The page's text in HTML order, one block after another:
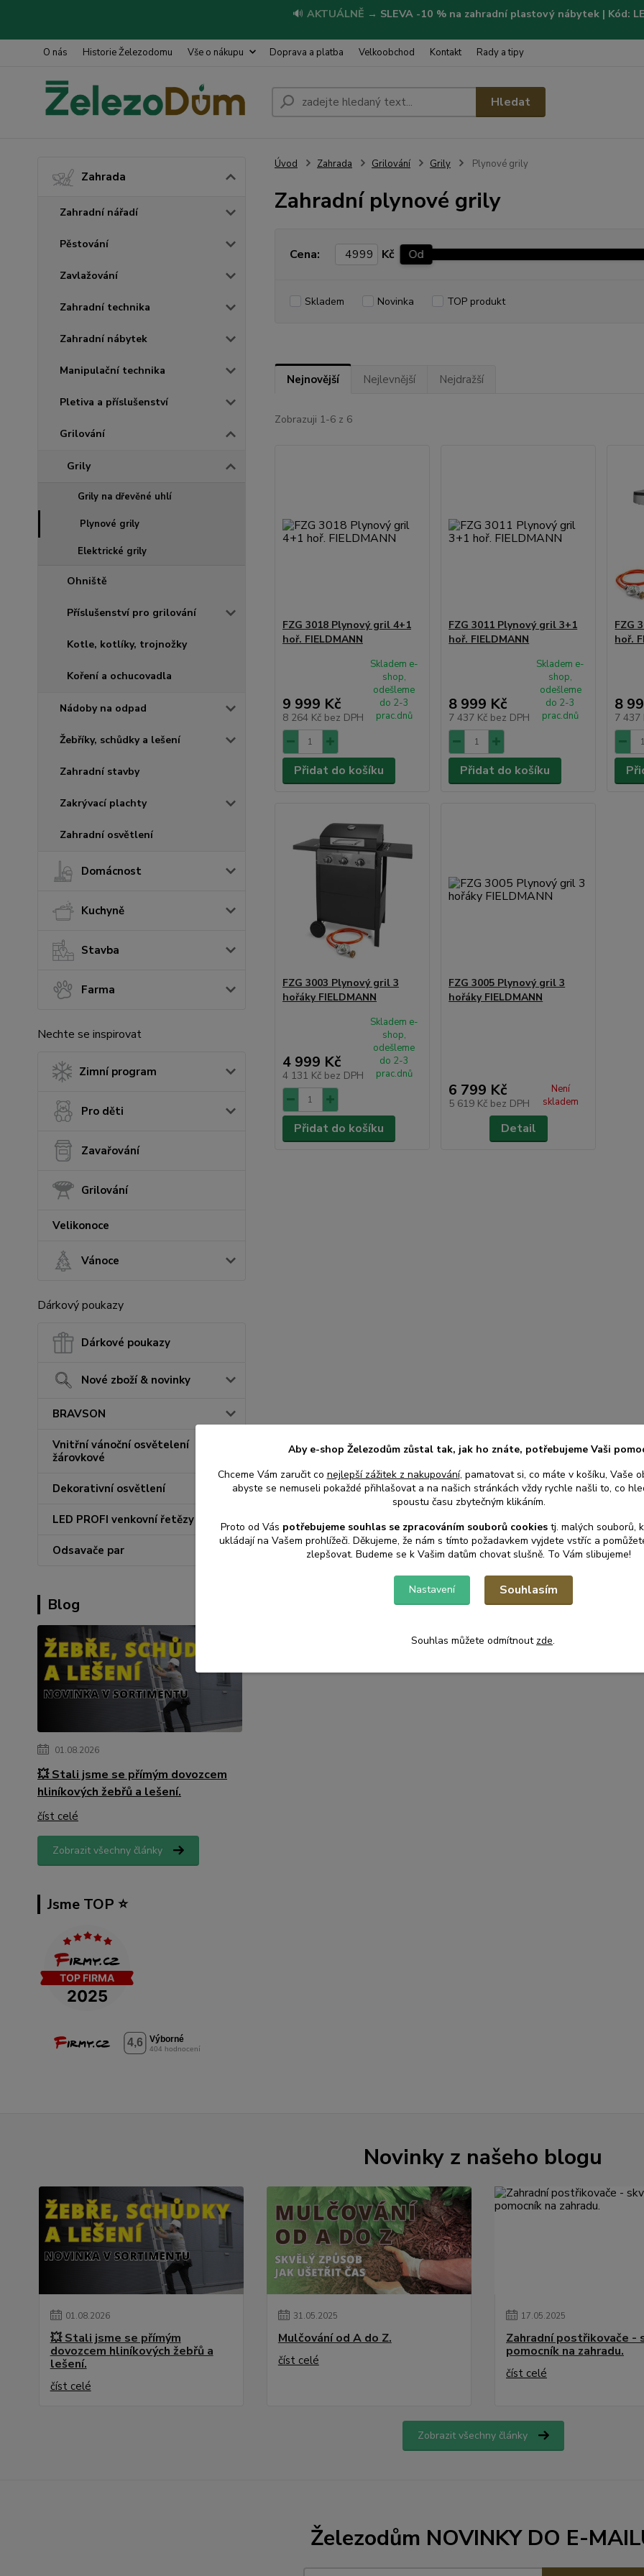
🔊 AKTUÁLNĚ → SLEVA -10 % na zahradní plastový nábytek | Kód:
O nás Historie Železodomu Vše o nákupu Doprava a platba Velkoobchod Kontakt Rady a tipy
Hledat
Zahrada
Zahradní nářadí
Pěstování
Zavlažování
Zahradní technika
Zahradní nábytek
Manipulační technika
Pletiva a příslušenství
Grilování
Grily
Grily na dřevěné uhlí
Plynové grily
Elektrické grily
Ohniště
Příslušenství pro grilování
Kotle, kotlíky, trojnožky
Koření a ochucovadla
Nádoby na odpad
Žebříky, schůdky a lešení
Zahradní stavby
Zakrývací plachty
Zahradní osvětlení
Domácnost
Kuchyně
Stavba
Farma
Nechte se inspirovat
Zimní program
Pro děti
Zavařování
Grilování
Velikonoce
Vánoce
Dárkový poukazy
Dárkové poukazy
Nové zboží & novinky
BRAVSON
Vnitřní vánoční osvětelení
žárovkové
Dekorativní osvětlení
LED PROFI venkovní řetězy
Odsavače par
Blog
01.08.2026
💥 Stali jsme se přímým dovozcem
hliníkových žebřů a lešení.
číst celé
Zobrazit všechny články
Jsme TOP ⭐️
Úvod Zahrada Grilování Grily Plynové grily
Zahradní plynové grily
Cena: Kč Od
Skladem Novinka TOP produkt
Nejnovější Nejlevnější Nejdražší
Zobrazuji 1-6 z 6
FZG 3018 Plynový gril 4+1
hoř. FIELDMANN
9 999 Kč
8 264 Kč bez DPH
Skladem e-
shop,
odešleme
do 2-3
prac.dnů
Přidat do košíku
FZG 3011 Plynový gril 3+1
hoř. FIELDMANN
8 999 Kč
7 437 Kč bez DPH
Skladem e-
shop,
odešleme
do 2-3
prac.dnů
Přidat do košíku
FZG
hoř.
8
7 437
FZG 3003 Plynový gril 3
hořáky FIELDMANN
4 999 Kč
4 131 Kč bez DPH
Skladem e-
shop,
odešleme
do 2-3
prac.dnů
Přidat do košíku
FZG 3005 Plynový gril 3
hořáky FIELDMANN
6 799 Kč
5 619 Kč bez DPH
Není
skladem
Detail
Novinky z našeho blogu
01.08.2026
💥 Stali jsme se přímým
dovozcem hliníkových žebřů a
lešení.
číst celé
31.05.2025
Mulčování od A do Z.
číst celé
17.05.2025
Zahradní postřikovače -
pomocník na zahradu.
číst celé
Zobrazit všechny články
Železodům NOVINKY DO E-
Aby e-shop Železodům zůstal tak, jak ho znáte, potřebujeme Vaši
Chceme Vám zaručit co nejlepší zážitek z nakupování, pamatovat si, co máte v košíku, Vaše
abyste se nemuseli pokaždé přihlašovat a na našich stránkách vždy rychle našli to, co
spoustu času zbytečným klikáním.
Proto od Vás potřebujeme souhlas se zpracováním souborů cookies tj. malých souborů,
ukládají na Vašem prohlížeči. Děkujeme, že nám s tímto požadavkem vyjdete vstříc a
zlepšovat. Budeme se k Vašim datům chovat slušně. To Vám slibujeme!
Nastavení Souhlasím
Souhlas můžete odmítnout zde.